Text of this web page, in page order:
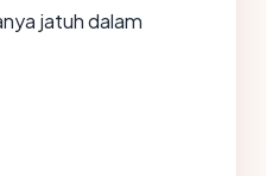
jatuh dalam